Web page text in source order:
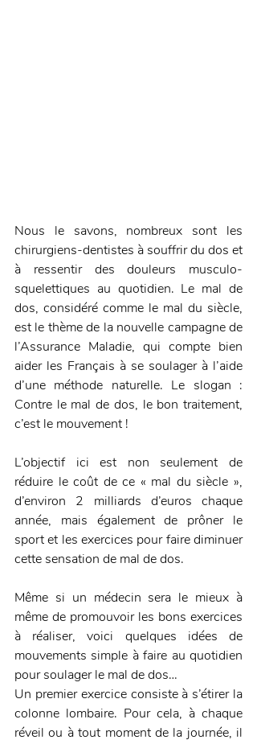
Nous le savons, nombreux sont les
chirurgiens-dentistes à souffrir du dos et
à ressentir des douleurs musculo-
squelettiques au quotidien. Le mal de
dos, considéré comme le mal du siècle,
est le thème de la nouvelle campagne de
l’Assurance Maladie, qui compte bien
aider les Français à se soulager à l’aide
d’une méthode naturelle. Le slogan :
Contre le mal de dos, le bon traitement,
c’est le mouvement !
L’objectif ici est non seulement de
réduire le coût de ce « mal du siècle »,
d’environ 2 milliards d’euros chaque
année, mais également de prôner le
sport et les exercices pour faire diminuer
cette sensation de mal de dos.
Même si un médecin sera le mieux à
même de promouvoir les bons exercices
à réaliser, voici quelques idées de
mouvements simple à faire au quotidien
pour soulager le mal de dos…
Un premier exercice consiste à s’étirer la
colonne lombaire. Pour cela, à chaque
réveil ou à tout moment de la journée, il